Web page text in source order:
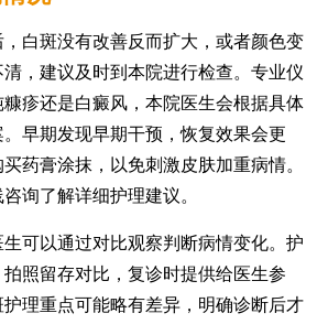
白斑没有改善反而扩大，或者颜色变
，建议及时到本院进行检查。专业仪
疹还是白癜风，本院医生会根据具体
早期发现早期干预，恢复效果会更
药膏涂抹，以免刺激皮肤加重病情。
询了解详细护理建议。
可以通过对比观察判断病情变化。护
照留存对比，复诊时提供给医生参
理重点可能略有差异，明确诊断后才